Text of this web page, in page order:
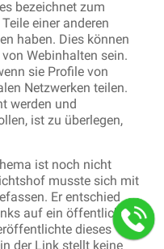
bezeichnet zum
einer anderen
haben. Dies können
Webinhalten sein.
sie Profile von
Netzwerken teilen.
werden und
ist zu überlegen,
ist noch nicht
musste sich mit
Er entschied
auf ein öffentlich
dieses
der Link stellt keine